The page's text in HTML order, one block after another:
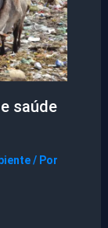
saúde
/ Por